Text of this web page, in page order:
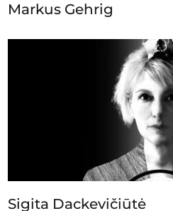
Markus Gehrig
Sigita Dackevičiūtė